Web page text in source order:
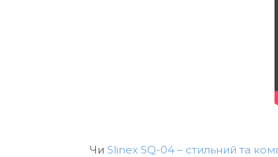
Чи Slinex SQ-04 – cтильний та